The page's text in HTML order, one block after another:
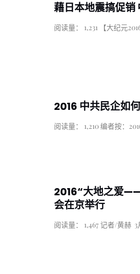
藉日本地震搞促销
阅读量： 1,231 【大纪元
2016 中共民企如
阅读量： 1,210 编者按：
2016“大地之爱
会在京举行
阅读量： 1,467 记者/黄赫 3